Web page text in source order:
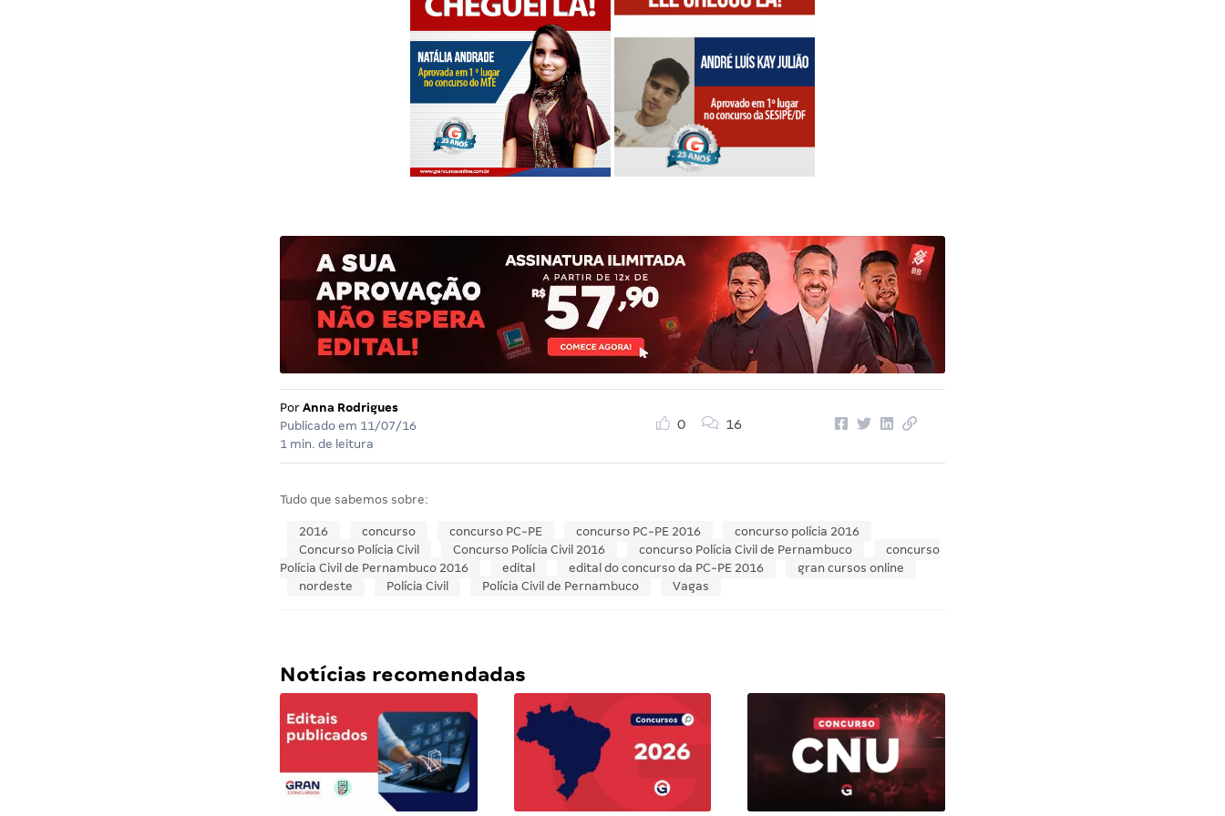
Por Anna Rodrigues
Publicado em 11/07/16
1 min. de leitura
0 16
Tudo que sabemos sobre:
2016 concurso concurso PC-PE concurso PC-PE 2016
concurso polícia 2016
Concurso Polícia Civil
Concurso Polícia Civil 2016 concurso Polícia Civil de Pernambuco
concurso
Polícia Civil de Pernambuco 2016
edital edital do concurso da PC-PE 2016
gran cursos online
nordeste
Polícia Civil Polícia Civil de Pernambuco Vagas
Notícias recomendadas